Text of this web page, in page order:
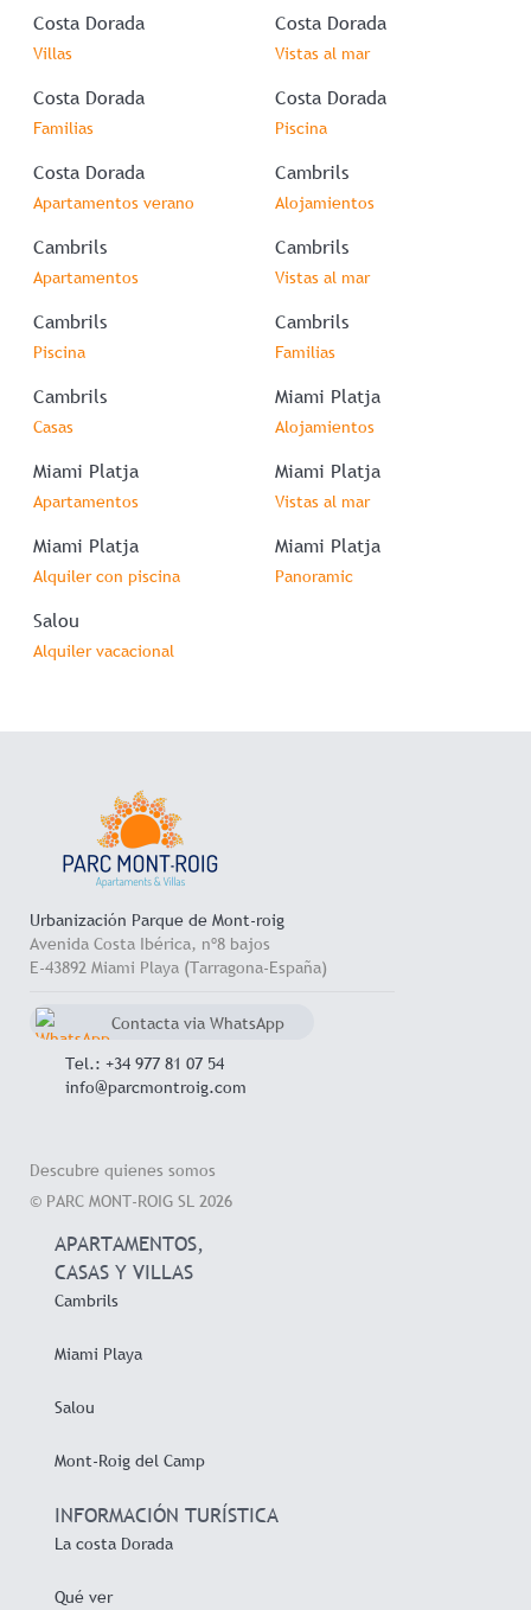
Costa Dorada
Villas
Costa Dorada
Vistas al mar
Costa Dorada
Familias
Costa Dorada
Piscina
Costa Dorada
Apartamentos verano
Cambrils
Alojamientos
Cambrils
Apartamentos
Cambrils
Vistas al mar
Cambrils
Piscina
Cambrils
Familias
Cambrils
Casas
Miami Platja
Alojamientos
Miami Platja
Apartamentos
Miami Platja
Vistas al mar
Miami Platja
Alquiler con piscina
Miami Platja
Panoramic
Salou
Alquiler vacacional
Urbanización Parque de Mont-roig
Avenida Costa Ibérica, nº8 bajos
E-43892 Miami Playa (Tarragona-España)
Contacta via WhatsApp
Tel.: +34 977 81 07 54
info@parcmontroig.com
Descubre quienes somos
© PARC MONT-ROIG SL 2026
APARTAMENTOS,
CASAS Y VILLAS
Cambrils
Miami Playa
Salou
Mont-Roig del Camp
INFORMACIÓN TURÍSTICA
La costa Dorada
Qué ver